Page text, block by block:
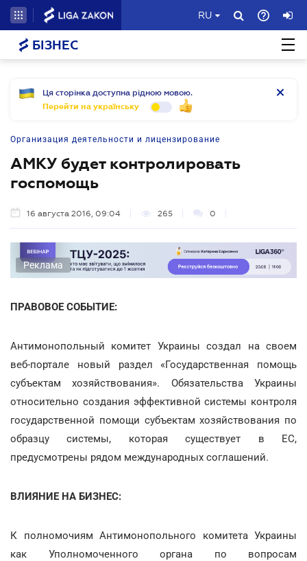
RU
БІЗНЕС
Ця сторінка доступна рідною мовою.
Перейти на українську
Организация деятельности и лицензирование
АМКУ будет контролировать
госпомощь
16 августа 2016, 09:04 265 0
Реклама
ПРАВОВОЕ СОБЫТИЕ:
Антимонопольный комитет Украины создал на своем
веб-портале новый раздел «Государственная помощь
субъектам хозяйствования». Обязательства Украины
относительно создания эффективной системы контроля
государственной помощи субъектам хозяйствования по
образцу системы, которая существует в ЕС,
предусмотрены рядом международных соглашений.
ВЛИЯНИЕ НА БИЗНЕС:
К полномочиям Антимонопольного комитета Украины
как Уполномоченного органа по вопросам